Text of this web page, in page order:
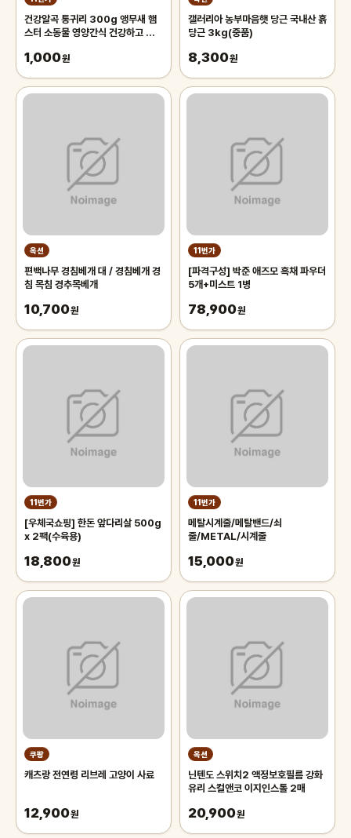
건강알곡 통귀리 300g 앵무새 햄
스터 소동물 영양간식 건강하고 깨끗
1,000원
갤러리아 농부마음햇 당근 국내산 흙
당근 3kg(중품)
8,300원
옥션
편백나무 경침베개 대 / 경침베개 경
침 목침 경추목베개
10,700원
11번가
[파격구성] 박준 애즈모 흑채 파우더
5개+미스트 1병
78,900원
11번가
[우체국쇼핑] 한돈 앞다리살 500g
x 2팩(수육용)
18,800원
11번가
메탈시계줄/메탈밴드/쇠
줄/METAL/시계줄
15,000원
쿠팡
캐츠랑 전연령 리브레 고양이 사료
12,900원
옥션
닌텐도 스위치2 액정보호필름 강화
유리 스컬앤코 이지인스톨 2매
20,900원